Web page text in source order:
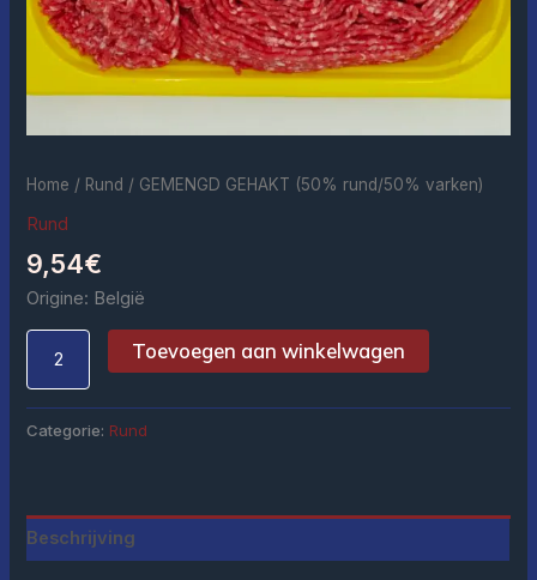
Home / Rund / GEMENGD GEHAKT (50% rund/50% varken)
Rund
9,54€
Origine: België
Toevoegen aan winkelwagen
Categorie: Rund
Beschrijving